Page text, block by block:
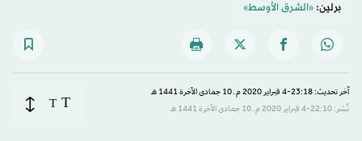
برلين:«الشرق الأوسط»
آخر تحديث: 23:18-4 فبراير 2020 م ـ 10 جمادى الآخرة 1441 هـ
نُشر: 22:10-4 فبراير 2020 م ـ 10 جمادى الآخرة 1441 هـ
T
T